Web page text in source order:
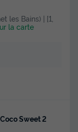
les Bains) | [1,
la carte
Sweet 2